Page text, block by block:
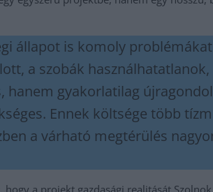
állapot is komoly
a szobák
gyakorlatilag
Ennek költsége több
a várható megtérülés